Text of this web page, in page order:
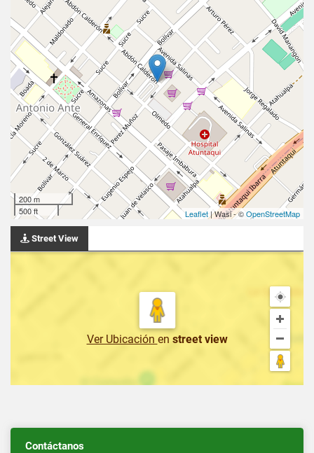
200 m
500 ft
Leaflet| Wasi - ©OpenStreetMap
Street View
Ver Ubicación en street view
Contáctanos